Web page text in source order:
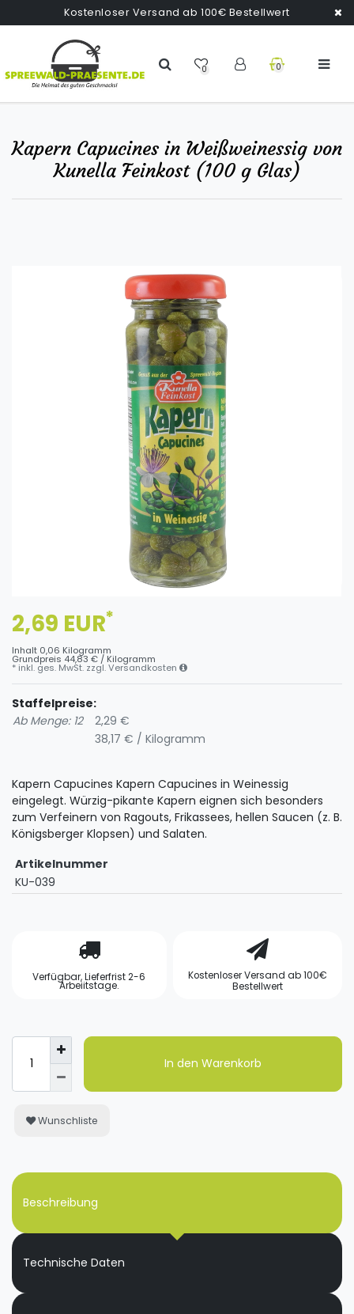
Kostenloser Versand ab 100€ Bestellwert
0 0
Kapern Capucines in Weißweinessig von
Kunella Feinkost (100 g Glas)
2,69 EUR*
Inhalt 0,06 Kilogramm
Grundpreis 44,83 € / Kilogramm
* inkl. ges. MwSt. zzgl.Versandkosten
Staffelpreise:
Ab Menge: 12
2,29 €
38,17 € / Kilogramm
Kapern Capucines Kapern Capucines in Weinessig
eingelegt. Würzig-pikante Kapern eignen sich besonders
zum Verfeinern von Ragouts, Frikassees, hellen Saucen (z. B.
Königsberger Klopsen) und Salaten.
Artikelnummer
KU-039
Verfügbar, Lieferfrist 2-6
Arbeiitstage.
Kostenloser Versand ab 100€
Bestellwert
In den Warenkorb
Wunschliste
Beschreibung
Technische Daten